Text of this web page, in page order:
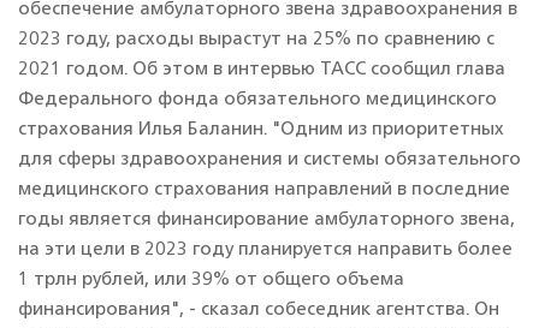
обеспечение амбулаторного звена здравоохранения в
2023 году, расходы вырастут на 25% по сравнению с
2021 годом. Об этом в интервью ТАСС сообщил глава
Федерального фонда обязательного медицинского
страхования Илья Баланин. "Одним из приоритетных
для сферы здравоохранения и системы обязательного
медицинского страхования направлений в последние
годы является финансирование амбулаторного звена,
на эти цели в 2023 году планируется направить более
1 трлн рублей, или 39% от общего объема
финансирования", - сказал собеседник агентства. Он